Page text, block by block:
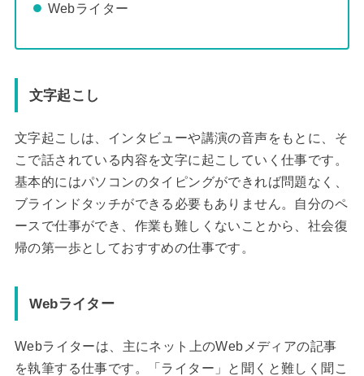
Webライター
文字起こし
文字起こしは、インタビューや講演の音声をもとに、そ
こで話されている内容を文字に起こしていく仕事です。
基本的にはパソコンのタイピングができれば問題なく、
ブラインドタッチができる必要もありません。自分のペ
ースで仕事ができ、作業も難しくないことから、社会復
帰の第一歩としておすすめの仕事です。
Webライター
Webライターは、主にネット上のWebメディアの記事
を執筆する仕事です。「ライター」と聞くと難しく聞こ